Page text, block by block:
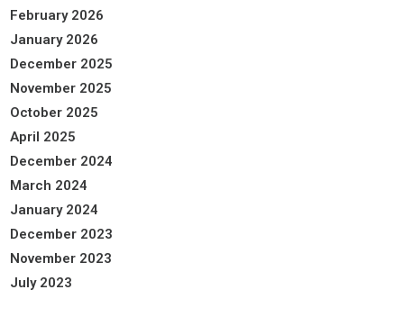
February 2026
January 2026
December 2025
November 2025
October 2025
April 2025
December 2024
March 2024
January 2024
December 2023
November 2023
July 2023